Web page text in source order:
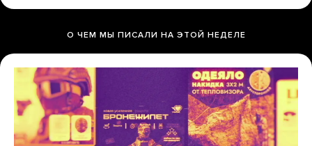
О ЧЕМ МЫ ПИСАЛИ НА ЭТОЙ НЕДЕЛЕ